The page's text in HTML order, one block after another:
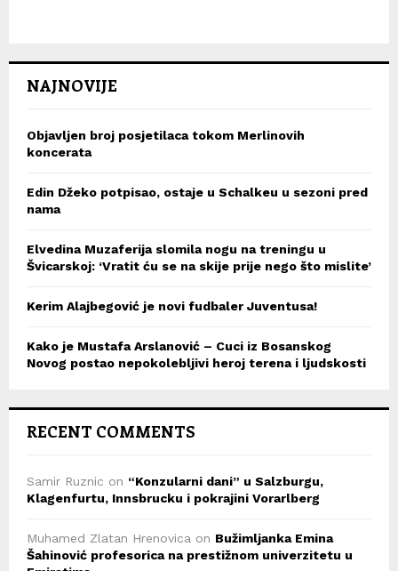
NAJNOVIJE
Objavljen broj posjetilaca tokom Merlinovih
koncerata
Edin Džeko potpisao, ostaje u Schalkeu u sezoni pred
nama
Elvedina Muzaferija slomila nogu na treningu u
Švicarskoj: ‘Vratit ću se na skije prije nego što mislite’
Kerim Alajbegović je novi fudbaler Juventusa!
Kako je Mustafa Arslanović – Cuci iz Bosanskog
Novog postao nepokolebljivi heroj terena i ljudskosti
RECENT COMMENTS
Samir Ruznic on “Konzularni dani” u Salzburgu,
Klagenfurtu, Innsbrucku i pokrajini Vorarlberg
Muhamed Zlatan Hrenovica on Bužimljanka Emina
Šahinović profesorica na prestižnom univerzitetu u